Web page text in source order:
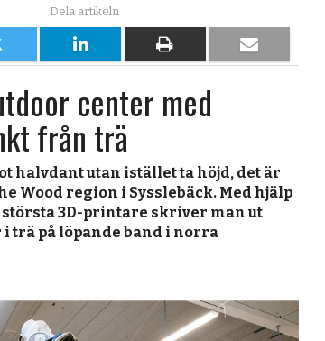
Dela
på
X
Dela
på
LinkedIn
Dela
på
papper
Dela
per
center med
från trä
halvdant utan istället ta höjd, det är
Wood region i Sysslebäck. Med hjälp
största 3D-printare skriver man ut
trä på löpande band i norra